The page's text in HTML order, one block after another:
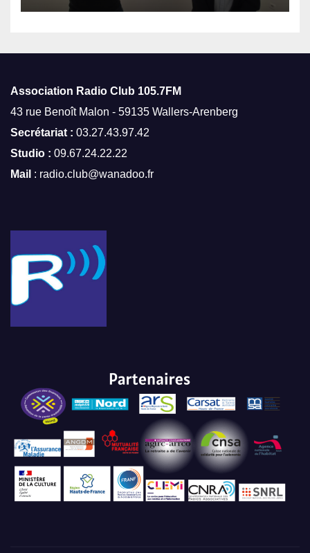
Association Radio Club 105.7FM
43 rue Benoît Malon - 59135 Wallers-Arenberg
Secrétariat : 03.27.43.97.42
Studio : 09.67.24.22.22
Mail : radio.club@wanadoo.fr